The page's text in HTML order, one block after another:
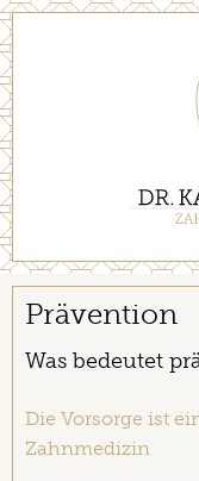
Prävention
Was bedeutet
Die Vorsorge ist
Zahnmedizin